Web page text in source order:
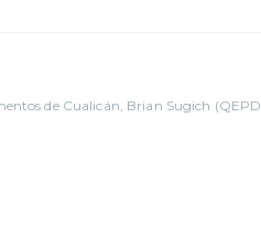
de Cualicán, Brian Sugich